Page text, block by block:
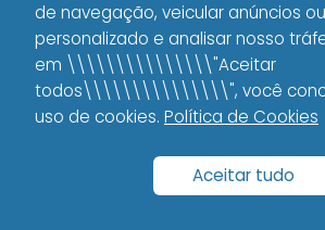
Case 1: A Padaria na
Uma padaria local
dificuldades para atrair
mesmo estando situada em
localização.
de navegação, veicular anúncios
personalizado e analisar nosso
em \\\\\\\\\\\\\\\"Aceitar
todos\\\\\\\\\\\\\\\", você
uso de cookies. Política de Cookies
Aceitar tudo